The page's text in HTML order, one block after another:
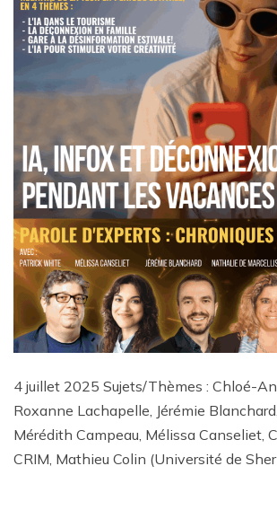
4 juillet 2025 Sujets/Thèmes : Chloé-
Roxanne Lachapelle, Jérémie
Mérédith Campeau, Mélissa Canseliet,
CRIM, Mathieu Colin (Université de